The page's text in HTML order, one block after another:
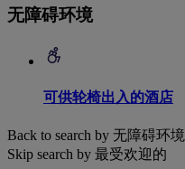
无障碍环境
可供轮椅出入的酒店
Back to search by 无障碍环境
Skip search by 最受欢迎的